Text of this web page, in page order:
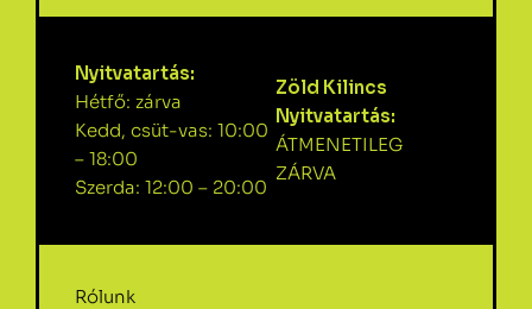
Nyitvatartás:
Hétfő: zárva
Kedd, csüt-vas: 10:00
– 18:00
Szerda: 12:00 – 20:00
Zöld Kilincs
Nyitvatartás:
ÁTMENETILEG
ZÁRVA
Rólunk